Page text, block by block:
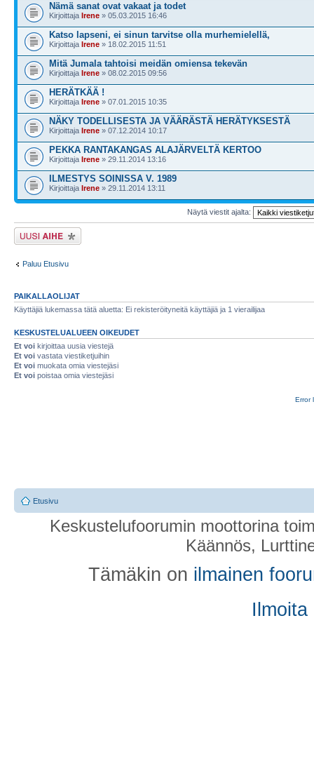
Nämä sanat ovat vakaat ja todet
Kirjoittaja Irene » 05.03.2015 16:46
Katso lapseni, ei sinun tarvitse olla murhemielellä,
Kirjoittaja Irene » 18.02.2015 11:51
Mitä Jumala tahtoisi meidän omiensa tekevän
Kirjoittaja Irene » 08.02.2015 09:56
HERÄTKÄÄ !
Kirjoittaja Irene » 07.01.2015 10:35
NÄKY TODELLISESTA JA VÄÄRÄSTÄ HERÄTYKSESTÄ
Kirjoittaja Irene » 07.12.2014 10:17
PEKKA RANTAKANGAS ALAJÄRVELTÄ KERTOO
Kirjoittaja Irene » 29.11.2014 13:16
ILMESTYS SOINISSA V. 1989
Kirjoittaja Irene » 29.11.2014 13:11
Näytä viestit ajalta:
Lähetä uusi viesti
Paluu Etusivu
PAIKALLAOLIJAT
Käyttäjiä lukemassa tätä aluetta: Ei rekisteröityneitä käyttäjiä ja 1 vierailijaa
KESKUSTELUALUEEN OIKEUDET
Et voi kirjoittaa uusia viestejä
Et voi vastata viestiketjuihin
Et voi muokata omia viestejäsi
Et voi poistaa omia viestejäsi
Error
Etusivu
Keskustelufoorumin moottorina
Käännös,
Tämäkin on ilmainen